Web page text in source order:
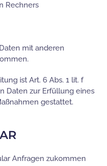
Rechners
mit anderen
ist Art. 6 Abs. 1 lit. f
Daten zur Erfüllung eines
gestattet.
Anfragen zukommen